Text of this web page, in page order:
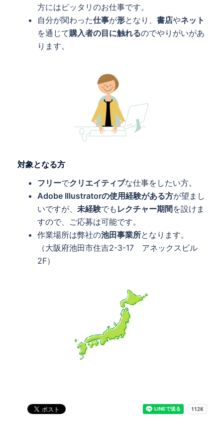
方にはピッタリのお仕事です。
自分が関わった仕事が形となり、 書店やネット
を通じて購入者の目に触れるのでやりがいがあ
ります。
対象となる方
フリーでクリエイティブな仕事をしたい方。
Adobe Illustratorの使用経験がある方が望まし
いですが、 未経験でも レクチャー期間 を設けま
すので、ご応募は可能です。
作業場所は弊社の池田事業所となります。
（大阪府池田市住吉2-3-17 アネックスビル
2F）